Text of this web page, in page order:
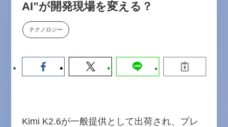
セミナー
【8/12開催】「イノベーションを
～
2026-06-10
AI”が開発現場を変える？
テクノロジー
Kimi K2.6が一般提供として出荷され、プレ